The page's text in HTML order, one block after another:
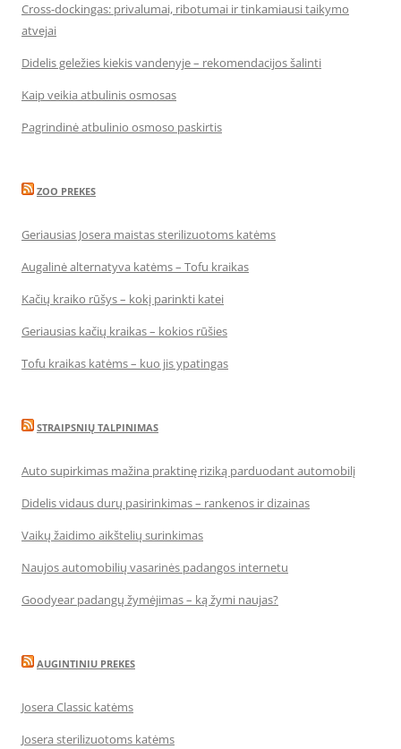
Cross-dockingas: privalumai, ribotumai ir tinkamiausi taikymo
atvejai
Didelis geležies kiekis vandenyje – rekomendacijos šalinti
Kaip veikia atbulinis osmosas
Pagrindinė atbulinio osmoso paskirtis
ZOO PREKES
Geriausias Josera maistas sterilizuotoms katėms
Augalinė alternatyva katėms – Tofu kraikas
Kačių kraiko rūšys – kokį parinkti katei
Geriausias kačių kraikas – kokios rūšies
Tofu kraikas katėms – kuo jis ypatingas
STRAIPSNIŲ TALPINIMAS
Auto supirkimas mažina praktinę riziką parduodant automobilį
Didelis vidaus durų pasirinkimas – rankenos ir dizainas
Vaikų žaidimo aikštelių surinkimas
Naujos automobilių vasarinės padangos internetu
Goodyear padangų žymėjimas – ką žymi naujas?
AUGINTINIU PREKES
Josera Classic katėms
Josera sterilizuotoms katėms